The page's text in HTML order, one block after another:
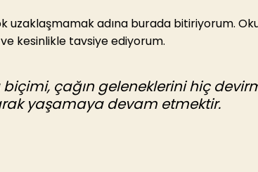
uzaklaşmamak adına burada bitiriyorum.
kesinlikle tavsiye ediyorum.
biçimi, çağın geleneklerini hiç
yaşamaya devam etmektir.